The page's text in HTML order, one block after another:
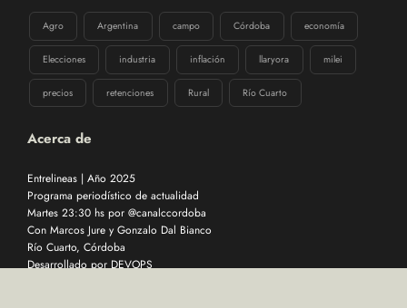
Agro Argentina campo Córdoba economía
Elecciones industria inflación llaryora milei
precios retenciones Rural Río Cuarto
Acerca de
Entrelineas | Año 2025
Programa periodístico de actualidad
Martes 23:30 hs por @canalccordoba
Con Marcos Jure y Gonzalo Dal Bianco
Río Cuarto, Córdoba
Desarrollado porDEVOPS